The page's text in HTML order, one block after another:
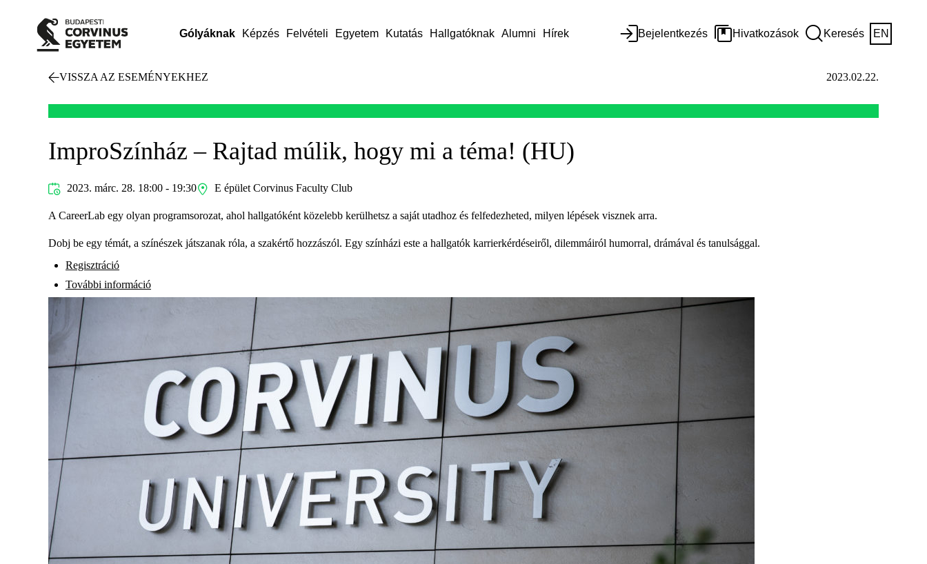
Gólyáknak Képzés Felvételi Egyetem Kutatás Hallgatóknak Alumni Hírek Bejelentkezés Hivatkozások Keresés EN
VISSZA AZ ESEMÉNYEKHEZ 2023.02.22.
ImproSzínház – Rajtad múlik, hogy mi a téma! (HU)
2023. márc. 28. 18:00 - 19:30 E épület Corvinus Faculty Club
A CareerLab egy olyan programsorozat, ahol hallgatóként közelebb kerülhetsz a saját utadhoz és felfedezheted, milyen lépések visznek arra.
Dobj be egy témát, a színészek játszanak róla, a szakértő hozzászól. Egy színházi este a hallgatók karrierkérdéseiről, dilemmáiról humorral, drámával és tanulsággal.
Regisztráció
További információ